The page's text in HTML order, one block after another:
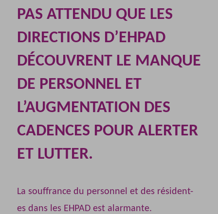
PAS ATTENDU QUE LES
DIRECTIONS D’EHPAD
DÉCOUVRENT LE MANQUE
DE PERSONNEL ET
L’AUGMENTATION DES
CADENCES POUR ALERTER
ET LUTTER.
La souffrance du personnel et des résident-
es dans les EHPAD est alarmante.